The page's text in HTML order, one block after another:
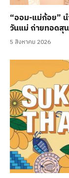
“ออม-แม่ก้อย”
วันแม่ ถ่ายทอดสุ
5 สิงหาคม 2026